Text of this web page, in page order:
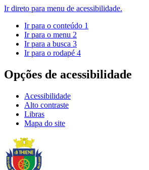
Ir direto para menu de acessibilidade.
Ir para o conteúdo 1
Ir para o menu 2
Ir para a busca 3
Ir para o rodapé 4
Opções de acessibilidade
Acessibilidade
Alto contraste
Libras
Mapa do site